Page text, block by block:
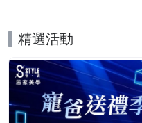
精選活動